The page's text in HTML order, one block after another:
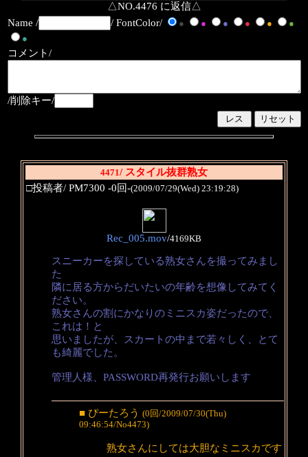
△NO.4476 に返信△
Name /
/ FontColor/ ● ● ● ● ●
●
●
コメント/
/削除キー/
4471/ スタイル抜群熟女
□投稿者/ PM7300 -0回-(2009/07/29(Wed) 23:19:28)
Rec_005.mov/4169KB
スニーカーを探している熟女さんを撮ってみまし
た
隣に居る方からだいたいの年齢を想像してみてく
ださい。
熟女さんの割にかなりのミニスカ姿だったので、
これは！と
思いましたが、スカートの中まで若々しく、とて
も綺麗でした。
管理人様、PASSWORD再発行お願いします
■ ぴーたろう (0回/2009/07/30(Thu)
09:46:54/No4473)
熟女さんにしては大胆なミニスカです